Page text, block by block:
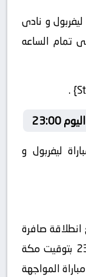
من نادى ليفربول و نادى
تمام الساعه
ليفربول و
انطلاقة صافرة
البداية المقرر لها في تمام الساعة 23:00 بتوقيت مكة
02-13 وستنقل مباراة المواجهة